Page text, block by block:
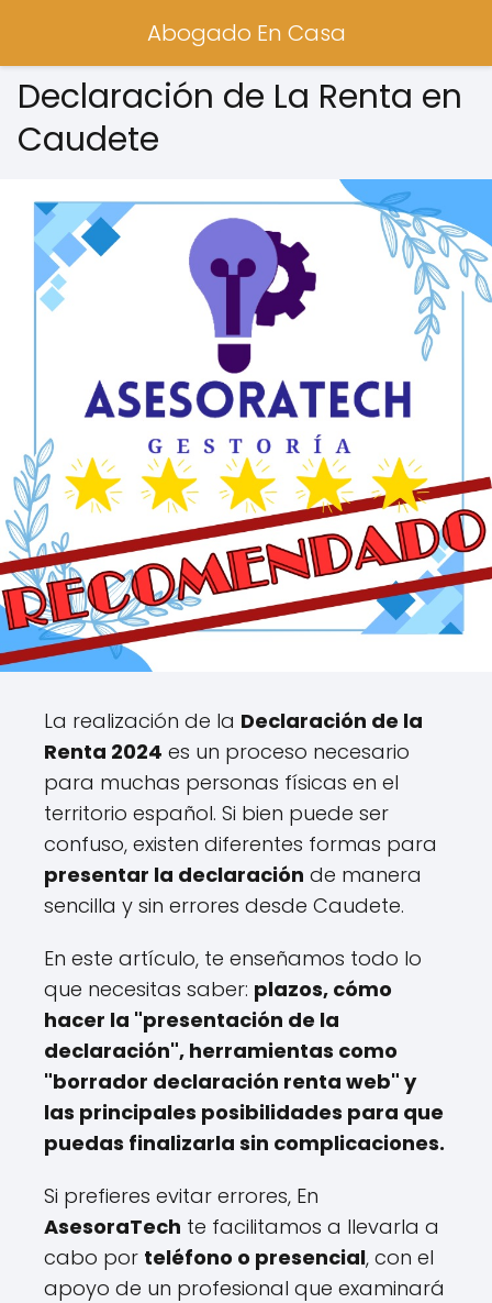
Abogado En Casa
Declaración de La Renta en
Caudete
La realización de la Declaración de la
Renta 2024 es un proceso necesario
para muchas personas físicas en el
territorio español. Si bien puede ser
confuso, existen diferentes formas para
presentar la declaración de manera
sencilla y sin errores desde Caudete.
En este artículo, te enseñamos todo lo
que necesitas saber: plazos, cómo
hacer la "presentación de la
declaración", herramientas como
"borrador declaración renta web" y
las principales posibilidades para que
puedas finalizarla sin complicaciones.
Si prefieres evitar errores, En
AsesoraTech te facilitamos a llevarla a
cabo por teléfono o presencial, con el
apoyo de un profesional que examinará